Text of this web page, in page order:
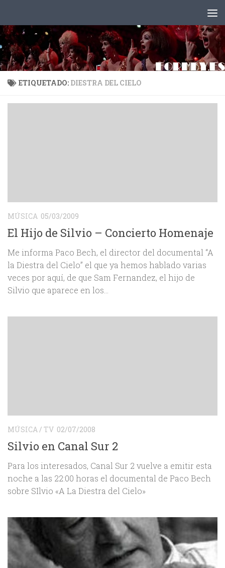
ETIQUETADO: DIESTRA DEL CIELO
MÚSICA 05/03/2009
El Hijo de Silvio – Concierto Homenaje
Me informa Paco Bech, el director del documental “A
la Diestra del Cielo” el que ya hemos hablado varias
veces por aquí, de que Sam Fernandez, el hijo de
Silvio que aparece en los...
MÚSICA/ TV 02/07/2008
Silvio en Canal Sur 2
Para los interesados, Canal Sur 2 vuelve a emitir esta
noche a las 22:00 horas el documental de Paco Bech
sobre SIlvio «A La Diestra del Cielo»